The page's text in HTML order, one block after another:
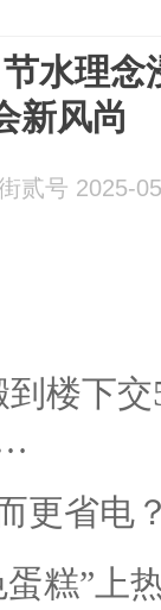
节水理念
新风尚
贰号 2025-
楼下
更省电
糕”上